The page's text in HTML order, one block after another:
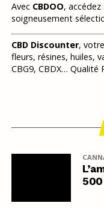
Avec CBDOO,
soigneusement
CBD Discounter,
fleurs, résines, huiles,
CBG9, CBDX… Qualité
500